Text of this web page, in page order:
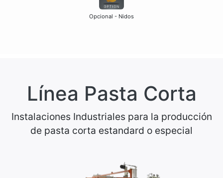
Opcional - Nidos
Línea Pasta Corta
Instalaciones Industriales para la producción
de pasta corta estandard o especial